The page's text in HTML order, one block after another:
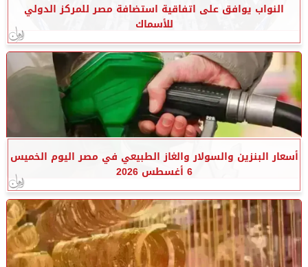
النواب يوافق على اتفاقية استضافة مصر للمركز الدولي
للأسماك
أسعار البنزين والسولار والغاز الطبيعي في مصر اليوم الخميس
6 أغسطس 2026